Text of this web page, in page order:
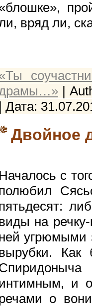
вряд ли,
|
| Дата:
Двойное
Началось с
на
угрюмыми
и
о